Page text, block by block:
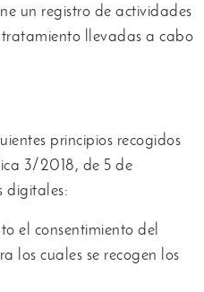
un registro de actividades
llevadas a cabo
principios recogidos
3/2018, de 5 de
digitales:
el consentimiento del
los cuales se recogen los